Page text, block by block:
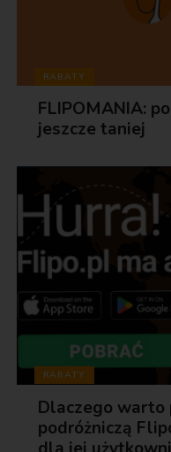
RABATY
FLIPOMANIA:
jeszcze taniej
RABATY
Dlaczego warto
podróżniczą